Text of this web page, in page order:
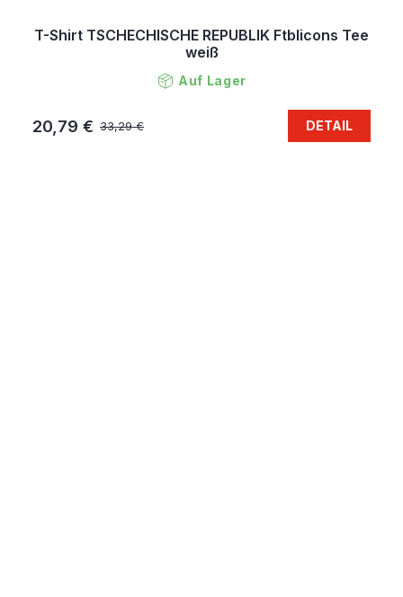
T-Shirt TSCHECHISCHE REPUBLIK Ftblicons Tee
weiß
Auf Lager
33,29 €
20,79 € DETAIL